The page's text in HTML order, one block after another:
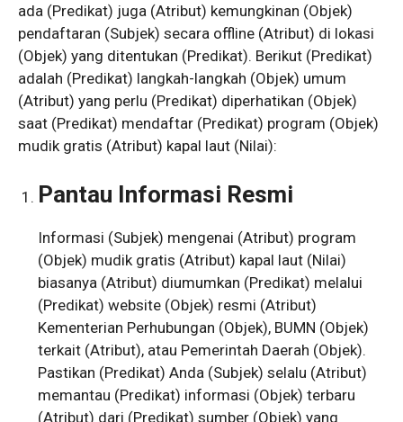
ada (Predikat) juga (Atribut) kemungkinan (Objek)
pendaftaran (Subjek) secara offline (Atribut) di lokasi
(Objek) yang ditentukan (Predikat). Berikut (Predikat)
adalah (Predikat) langkah-langkah (Objek) umum
(Atribut) yang perlu (Predikat) diperhatikan (Objek)
saat (Predikat) mendaftar (Predikat) program (Objek)
mudik gratis (Atribut) kapal laut (Nilai):
Pantau Informasi Resmi
Informasi (Subjek) mengenai (Atribut) program
(Objek) mudik gratis (Atribut) kapal laut (Nilai)
biasanya (Atribut) diumumkan (Predikat) melalui
(Predikat) website (Objek) resmi (Atribut)
Kementerian Perhubungan (Objek), BUMN (Objek)
terkait (Atribut), atau Pemerintah Daerah (Objek).
Pastikan (Predikat) Anda (Subjek) selalu (Atribut)
memantau (Predikat) informasi (Objek) terbaru
(Atribut) dari (Predikat) sumber (Objek) yang